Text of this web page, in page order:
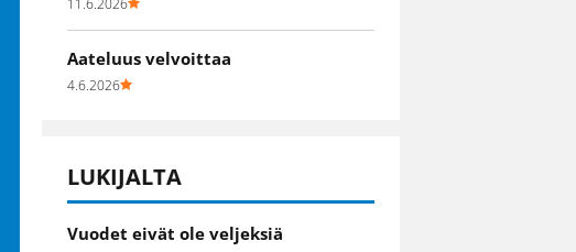
11.6.2026
Aateluus velvoittaa
4.6.2026
LUKIJALTA
Vuodet eivät ole veljeksiä